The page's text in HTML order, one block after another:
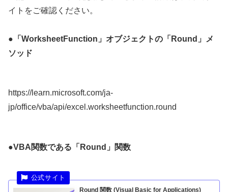
イトをご確認ください。
●「WorksheetFunction」オブジェクトの「Round」メ
ソッド
https://learn.microsoft.com/ja-
jp/office/vba/api/excel.worksheetfunction.round
●VBA関数である「Round」関数
Round 関数 (Visual Basic for Applications)